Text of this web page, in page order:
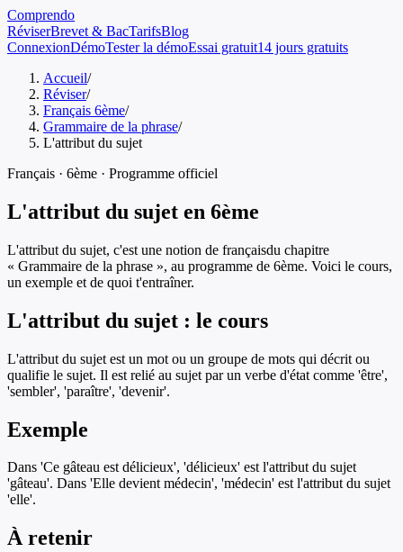
Comprendo
RéviserBrevet & BacTarifsBlog
ConnexionDémoTester la démoEssai gratuit14 jours gratuits
Accueil/
Réviser/
Français 6ème/
Grammaire de la phrase/
L'attribut du sujet
Français · 6ème · Programme officiel
L'attribut du sujet en 6ème
L'attribut du sujet, c'est une notion de françaisdu chapitre
« Grammaire de la phrase », au programme de 6ème. Voici le cours,
un exemple et de quoi t'entraîner.
L'attribut du sujet : le cours
L'attribut du sujet est un mot ou un groupe de mots qui décrit ou
qualifie le sujet. Il est relié au sujet par un verbe d'état comme 'être',
'sembler', 'paraître', 'devenir'.
Exemple
Dans 'Ce gâteau est délicieux', 'délicieux' est l'attribut du sujet
'gâteau'. Dans 'Elle devient médecin', 'médecin' est l'attribut du sujet
'elle'.
À retenir